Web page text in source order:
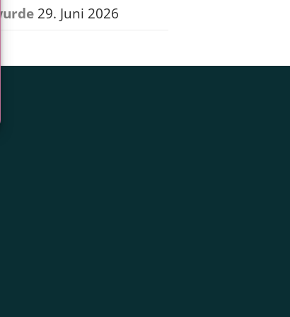
wurde 29. Juni 2026